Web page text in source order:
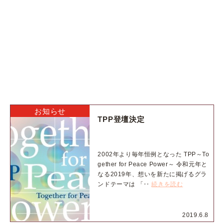
お知らせ
2019.6.8
TPP登壇決定
2002年より毎年恒例となった TPP～To
gether for Peace Power～ 令和元年と
なる2019年、想いを新たに掲げるグラ
ンドテーマは 「‥続きを読む